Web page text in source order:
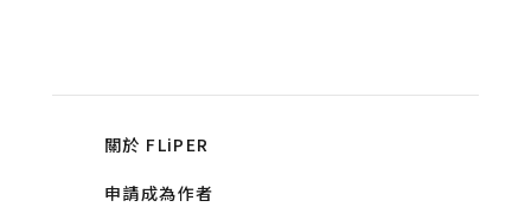
關於 FLiPER
申請成為作者